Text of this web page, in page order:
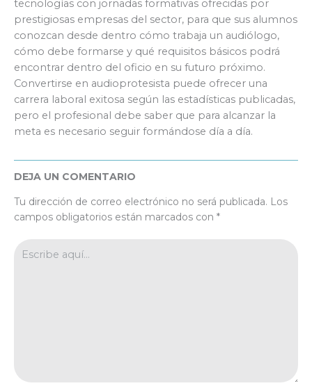
tecnologías con jornadas formativas ofrecidas por
prestigiosas empresas del sector, para que sus alumnos
conozcan desde dentro cómo trabaja un audiólogo,
cómo debe formarse y qué requisitos básicos podrá
encontrar dentro del oficio en su futuro próximo.
Convertirse en audioprotesista puede ofrecer una
carrera laboral exitosa según las estadísticas publicadas,
pero el profesional debe saber que para alcanzar la
meta es necesario seguir formándose día a día.
DEJA UN COMENTARIO
Tu dirección de correo electrónico no será publicada. Los
campos obligatorios están marcados con *
aquí...